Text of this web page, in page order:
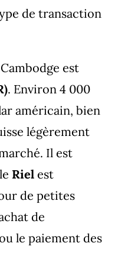
de transaction
est
. Environ 4 000
américain, bien
légèrement
Il est
Riel est
de petites
de
le paiement des